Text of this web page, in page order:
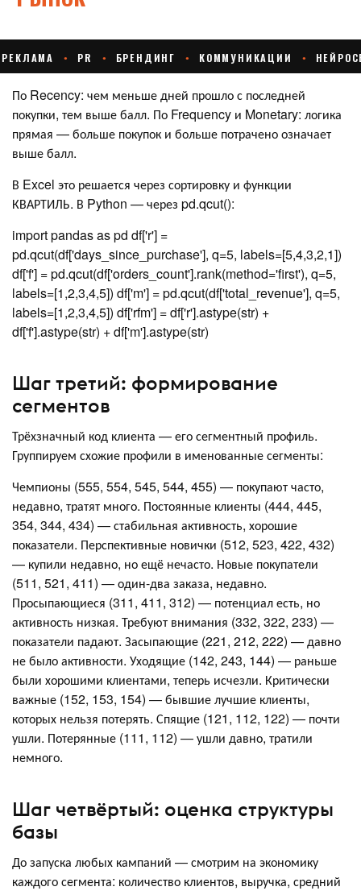
По Recency: чем меньше дней прошло с последней
покупки, тем выше балл. По Frequency и Monetary: логика
прямая — больше покупок и больше потрачено означает
выше балл.
В Excel это решается через сортировку и функции
КВАРТИЛЬ. В Python — через pd.qcut():
import pandas as pd df['r'] =
pd.qcut(df['days_since_purchase'], q=5, labels=[5,4,3,2,1])
df['f'] = pd.qcut(df['orders_count'].rank(method='first'), q=5,
labels=[1,2,3,4,5]) df['m'] = pd.qcut(df['total_revenue'], q=5,
labels=[1,2,3,4,5]) df['rfm'] = df['r'].astype(str) +
df['f'].astype(str) + df['m'].astype(str)
Шаг третий: формирование
сегментов
Трёхзначный код клиента — его сегментный профиль.
Группируем схожие профили в именованные сегменты:
Чемпионы (555, 554, 545, 544, 455) — покупают часто,
недавно, тратят много. Постоянные клиенты (444, 445,
354, 344, 434) — стабильная активность, хорошие
показатели. Перспективные новички (512, 523, 422, 432)
— купили недавно, но ещё нечасто. Новые покупатели
(511, 521, 411) — один-два заказа, недавно.
Просыпающиеся (311, 411, 312) — потенциал есть, но
активность низкая. Требуют внимания (332, 322, 233) —
показатели падают. Засыпающие (221, 212, 222) — давно
не было активности. Уходящие (142, 243, 144) — раньше
были хорошими клиентами, теперь исчезли. Критически
важные (152, 153, 154) — бывшие лучшие клиенты,
которых нельзя потерять. Спящие (121, 112, 122) — почти
ушли. Потерянные (111, 112) — ушли давно, тратили
немного.
Шаг четвёртый: оценка структуры
базы
До запуска любых кампаний — смотрим на экономику
каждого сегмента: количество клиентов, выручка, средний